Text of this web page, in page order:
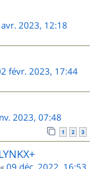
2023, 12:18
févr. 2023, 17:44
2023, 07:48
1 2 3